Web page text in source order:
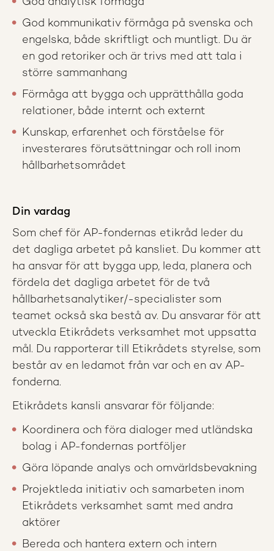
God kommunikativ förmåga på svenska och
engelska, både skriftligt och muntligt. Du är
en god retoriker och är trivs med att tala i
större sammanhang
Förmåga att bygga och upprätthålla goda
relationer, både internt och externt
Kunskap, erfarenhet och förståelse för
investerares förutsättningar och roll inom
hållbarhetsområdet
Din vardag
Som chef för AP-fondernas etikråd leder du
det dagliga arbetet på kansliet. Du kommer att
ha ansvar för att bygga upp, leda, planera och
fördela det dagliga arbetet för de två
hållbarhetsanalytiker/-specialister som
teamet också ska bestå av. Du ansvarar för att
utveckla Etikrådets verksamhet mot uppsatta
mål. Du rapporterar till Etikrådets styrelse, som
består av en ledamot från var och en av AP-
fonderna.
Etikrådets kansli ansvarar för följande:
Koordinera och föra dialoger med utländska
bolag i AP-fondernas portföljer
Göra löpande analys och omvärldsbevakning
Projektleda initiativ och samarbeten inom
Etikrådets verksamhet samt med andra
aktörer
Bereda och hantera extern och intern